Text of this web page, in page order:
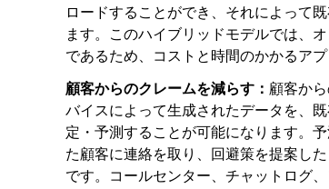
ロードすることができ、それによって
ます。このハイブリッドモデルでは、
であるため、コストと時間のかかるア
顧客からのクレームを減らす： 顧客か
バイスによって生成されたデータを、
定・予測することが可能になります。
た顧客に連絡を取り、回避策を提案し
です。コールセンター、チャットログ